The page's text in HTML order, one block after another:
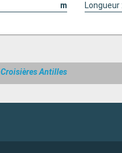
m Longueur :
Croisières Antilles